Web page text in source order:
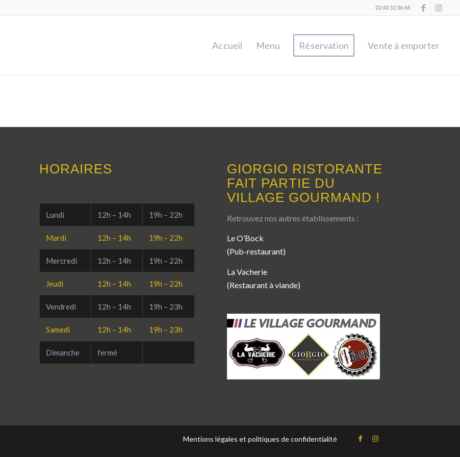
02 40 52 36 68
Accueil Menu Réservation Vente à emporter
HORAIRES
Lundi 12h – 14h 19h – 22h
Mardi 12h – 14h 19h – 22h
Mercredi 12h – 14h 19h – 22h
Jeudi 12h – 14h 19h – 22h
Vendredi 12h – 14h 19h – 23h
Samedi 12h – 14h 19h – 23h
Dimanche fermé
GIORGIO RISTORANTE
FAIT PARTIE DU
VILLAGE GOURMAND !
Retrouvez nos autres établissements :
Le O’Bock
(Pub-restaurant)
La Vacherie
(Restaurant à viande)
Mentions légales et politiques de confidentialité